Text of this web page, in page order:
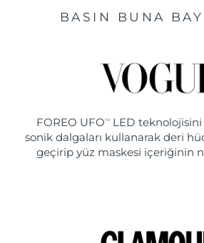
BASIN BUNA
FOREO UFO TM
LED teknolojisini
sonik dalgaları kullanarak deri
geçirip yüz maskesi içeriğinin